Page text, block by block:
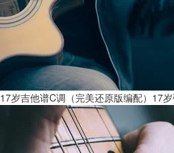
17岁吉他谱C调（完美还原版编配）17